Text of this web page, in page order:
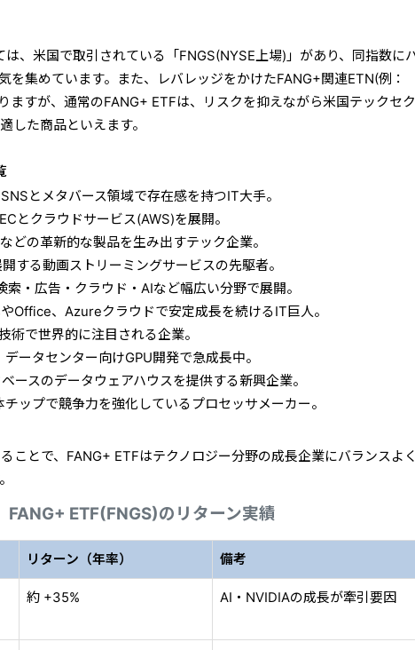
、米国で取引されている「FNGS(NYSE上場)」があり、同指数に
を集めています。また、レバレッジをかけたFANG+関連ETN(例：
ますが、通常のFANG+ ETFは、リスクを抑えながら米国テックセ
した商品といえます。
SNSとメタバース領域で存在感を持つIT大手。
とクラウドサービス(AWS)を展開。
どの革新的な製品を生み出すテック企業。
する動画ストリーミングサービスの先駆者。
索・広告・クラウド・AIなど幅広い分野で展開。
Office、Azureクラウドで安定成長を続けるIT巨人。
術で世界的に注目される企業。
ータセンター向けGPU開発で急成長中。
ースのデータウェアハウスを提供する新興企業。
ップで競争力を強化しているプロセッサメーカー。
ことで、FANG+ ETFはテクノロジー分野の成長企業にバランスよ
FANG+ ETF(FNGS)のリターン実績
リターン（年率） 備考
約 +35% AI・NVIDIAの成長が牽引要因